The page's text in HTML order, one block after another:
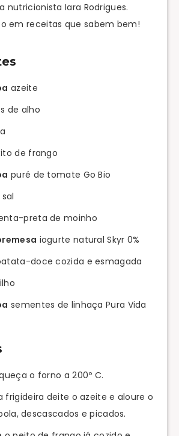
nutricionista Iara Rodrigues.
em receitas que sabem bem!
azeite
de alho
de frango
puré de tomate Go Bio
sal
preta de moinho
iogurte natural Skyr 0%
doce cozida e esmagada
sementes de linhaça Pura Vida
o forno a 200º C.
frigideira deite o azeite e aloure o
descascados e picados.